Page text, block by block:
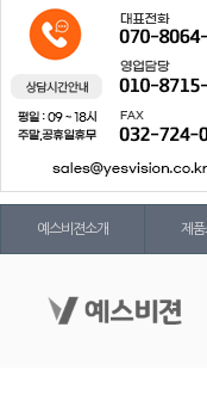
예스비젼소개 제품